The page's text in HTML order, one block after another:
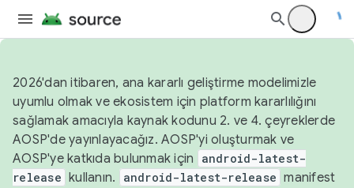
2026'dan itibaren, ana kararlı geliştirme modelimizle
uyumlu olmak ve ekosistem için platform kararlılığını
sağlamak amacıyla kaynak kodunu 2. ve 4. çeyreklerde
AOSP'de yayınlayacağız. AOSP'yi oluşturmak ve
AOSP'ye katkıda bulunmak için
android-latest-
release kullanın. android-latest-release manifest